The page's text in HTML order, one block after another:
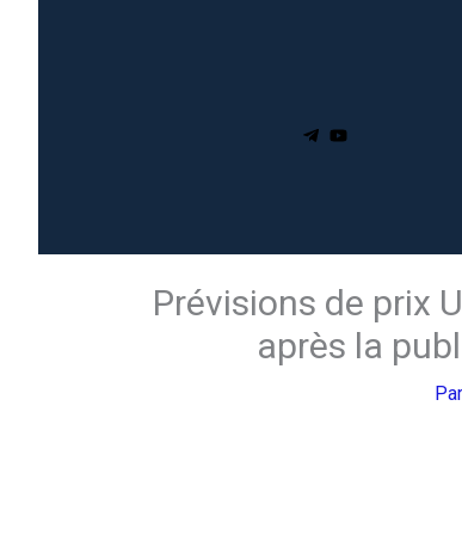
Prévisions de prix
après la